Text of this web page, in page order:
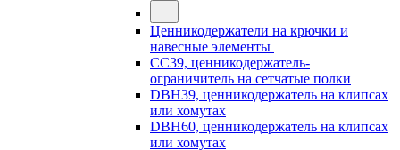
Ценникодержатели на крючки и
навесные элементы
CC39, ценникодержатель-
ограничитель на сетчатые полки
DBH39, ценникодержатель на клипсах
или хомутах
DBH60, ценникодержатель на клипсах
или хомутах